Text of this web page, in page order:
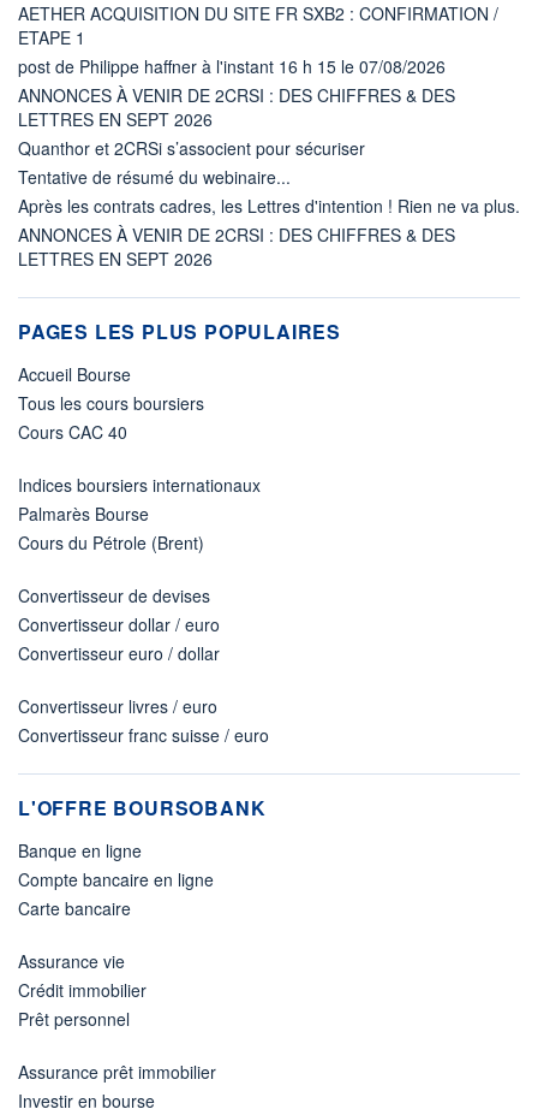
AETHER ACQUISITION DU SITE FR SXB2 : CONFIRMATION /
ETAPE 1
post de Philippe haffner à l'instant 16 h 15 le 07/08/2026
ANNONCES À VENIR DE 2CRSI : DES CHIFFRES & DES
LETTRES EN SEPT 2026
Quanthor et 2CRSi s’associent pour sécuriser
Tentative de résumé du webinaire...
Après les contrats cadres, les Lettres d'intention ! Rien ne va plus.
ANNONCES À VENIR DE 2CRSI : DES CHIFFRES & DES
LETTRES EN SEPT 2026
PAGES LES PLUS POPULAIRES
Accueil Bourse
Tous les cours boursiers
Cours CAC 40
Indices boursiers internationaux
Palmarès Bourse
Cours du Pétrole (Brent)
Convertisseur de devises
Convertisseur dollar / euro
Convertisseur euro / dollar
Convertisseur livres / euro
Convertisseur franc suisse / euro
L'OFFRE BOURSOBANK
Banque en ligne
Compte bancaire en ligne
Carte bancaire
Assurance vie
Crédit immobilier
Prêt personnel
Assurance prêt immobilier
Investir en bourse